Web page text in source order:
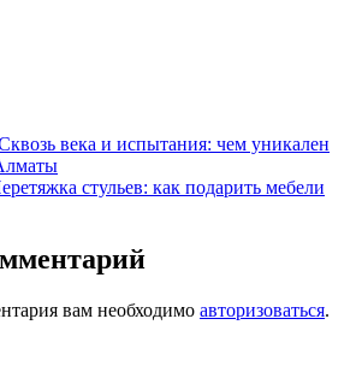
века и испытания: чем уникален
стульев: как подарить мебели
вам необходимо авторизоваться.